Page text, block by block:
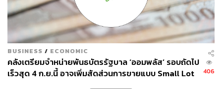
BUSINESS / ECONOMIC
คลังเตรียมจำหน่ายพันธบัตรรัฐบาล ‘ออมพลัส’ รอบถัดไป
เร็วสุด 4 ก.ย.นี้ อาจเพิ่มสัดส่วนการขายแบบ Small Lot
406